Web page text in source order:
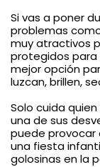
Si vas a poner
problemas
muy atractivos
protegidos para
mejor opción
luzcan, brillen,
Solo cuida
una de sus
puede provocar
una fiesta
golosinas en la